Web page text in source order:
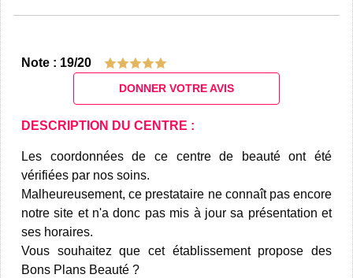
Note : 19/20
DONNER VOTRE AVIS
DESCRIPTION DU CENTRE :
Les coordonnées de ce centre de beauté ont été
vérifiées par nos soins.
Malheureusement, ce prestataire ne connaît pas encore
notre site et n'a donc pas mis à jour sa présentation et
ses horaires.
Vous souhaitez que cet établissement propose des
Bons Plans Beauté ?